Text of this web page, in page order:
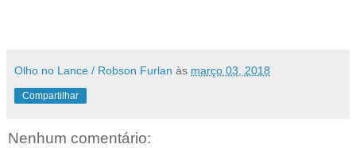
Olho no Lance / Robson Furlan às março 03, 2018
Compartilhar
Nenhum comentário: